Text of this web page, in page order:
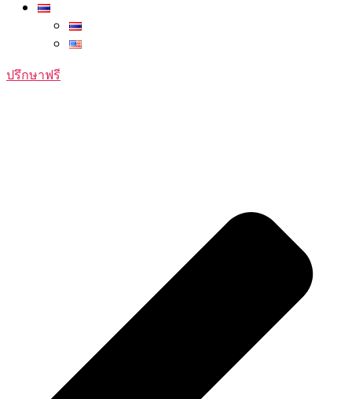
ปรึกษาฟรี